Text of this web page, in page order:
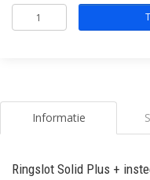
Informatie
Ringslot Solid Plus +